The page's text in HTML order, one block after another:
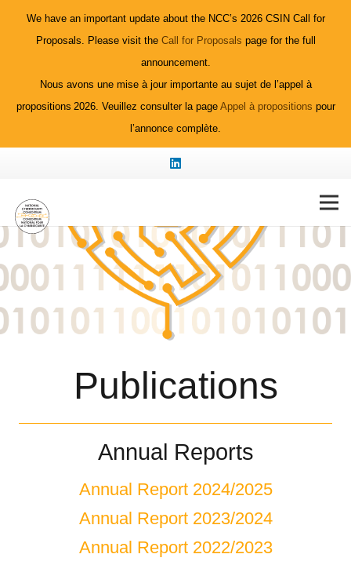
We have an important update about the NCC’s 2026 CSIN Call for
Proposals. Please visit the Call for Proposals page for the full
announcement.
Nous avons une mise à jour importante au sujet de l’appel à
propositions 2026. Veuillez consulter la page Appel à propositions pour
l’annonce complète.
Publications
Annual Reports
Annual Report 2024/2025
Annual Report 2023/2024
Annual Report 2022/2023